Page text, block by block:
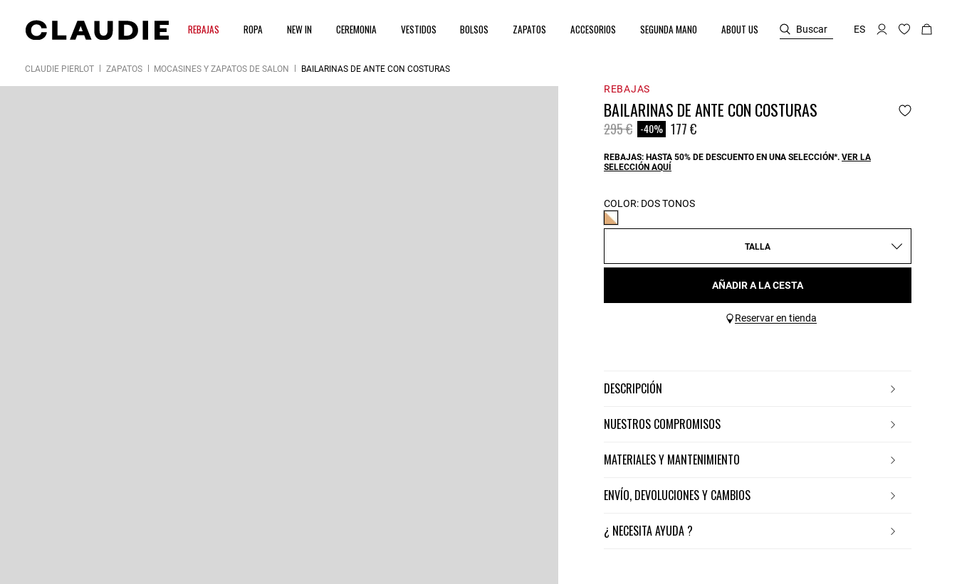
REBAJAS ROPA NEW IN CEREMONIA VESTIDOS BOLSOS ZAPATOS ACCESORIOS SEGUNDA MANO ABOUT US Buscar ES
CLAUDIE PIERLOT ZAPATOS MOCASINES Y ZAPATOS DE SALÓN BAILARINAS DE ANTE CON COSTURAS
REBAJAS
BAILARINAS DE ANTE CON COSTURAS
Price reduced from
295 €to-40% 177 €
REBAJAS: HASTA 50% DE DESCUENTO EN UNA SELECCIÓN*. VER LA
SELECCIÓN AQUÍ
COLOR: DOS TONOS
TALLA
AÑADIR A LA CESTA
Reservar en tienda
DESCRIPCIÓN
NUESTROS COMPROMISOS
MATERIALES Y MANTENIMIENTO
ENVÍO, DEVOLUCIONES Y CAMBIOS
¿ NECESITA AYUDA ?